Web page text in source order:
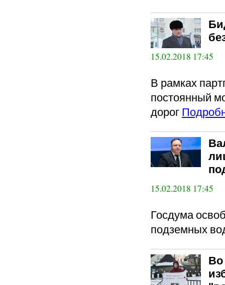
15.02.2018 17:45
В рамках
постоянный
дорог
15.02.2018 17:45
Госдума
подземных
Во